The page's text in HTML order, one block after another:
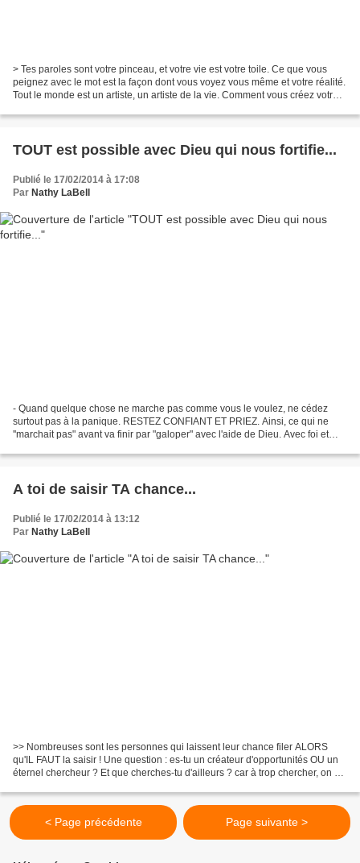
> Tes paroles sont votre pinceau, et votre vie est votre toile. Ce que vous
peignez avec le mot est la façon dont vous voyez vous même et votre réalité.
Tout le monde est un artiste, un artiste de la vie. Comment vous créez votre
TOUT est possible avec Dieu qui nous fortifie...
Publié le 17/02/2014 à 17:08
Par Nathy LaBell
- Quand quelque chose ne marche pas comme vous le voulez, ne cédez
surtout pas à la panique. RESTEZ CONFIANT ET PRIEZ. Ainsi, ce qui ne
''marchait pas" avant va finir par "galoper" avec l'aide de Dieu. Avec foi et
A toi de saisir TA chance...
Publié le 17/02/2014 à 13:12
Par Nathy LaBell
>> Nombreuses sont les personnes qui laissent leur chance filer ALORS
qu'IL FAUT la saisir ! Une question : es-tu un créateur d'opportunités OU un
éternel chercheur ? Et que cherches-tu d'ailleurs ? car à trop chercher, on se
< Page précédente Page suivante >